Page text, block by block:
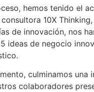
hemos tenido el
10X
de innovación, nos
ideas de negocio
culminamos una
colaboradores